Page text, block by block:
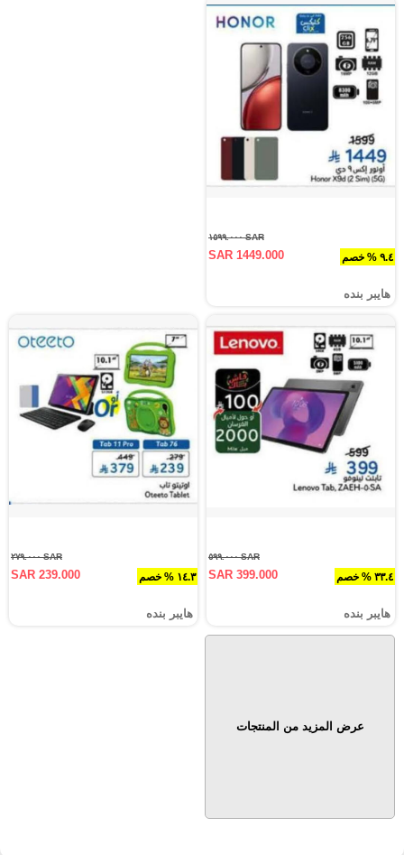
٩.٤ % خصم
SAR ١٥٩٩.٠٠٠
SAR 1449.000
هايبر بنده
٣٣.٤ % خصم
SAR ٥٩٩.٠٠٠
SAR 399.000
هايبر بنده
١٤.٣ % خصم
SAR ٢٧٩.٠٠٠
SAR 239.000
هايبر بنده
عرض المزيد من المنتجات